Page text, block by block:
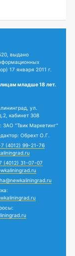
выдано
17 января 2011 г.
младше 18 лет.
ул.
кабинет 308
ЗАО "Твик Маркетинг"
Обрехт О.Г.
(4012) 99-21-76
(4012) 31-07-07